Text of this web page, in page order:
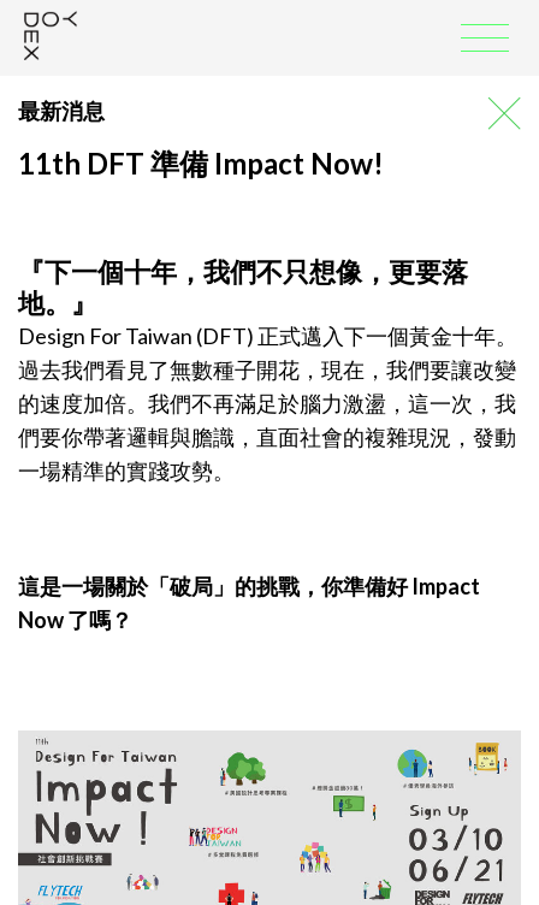
最新消息
11th DFT 準備 Impact Now!
『下一個十年，我們不只想像，更要落
地。』
Design For Taiwan (DFT) 正式邁入下一個黃金十年。
過去我們看見了無數種子開花，現在，我們要讓改變
的速度加倍。我們不再滿足於腦力激盪，這一次，我
們要你帶著邏輯與膽識，直面社會的複雜現況，發動
一場精準的實踐攻勢。
這是一場關於「破局」的挑戰，你準備好 Impact
Now 了嗎？